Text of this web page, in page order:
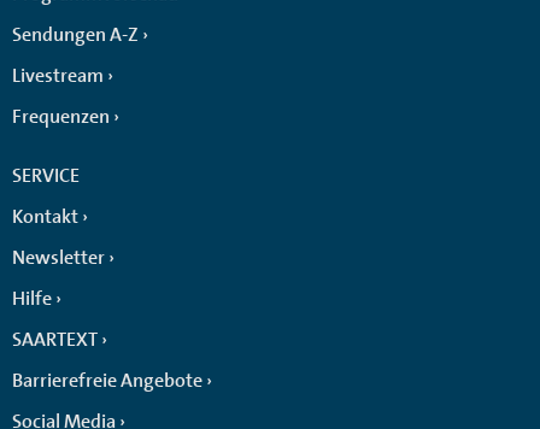
Sendungen A-Z
Livestream
Frequenzen
SERVICE
Kontakt
Newsletter
Hilfe
SAARTEXT
Barrierefreie Angebote
Social Media